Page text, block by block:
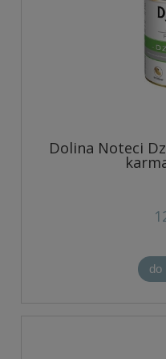
Dolina Noteci
do